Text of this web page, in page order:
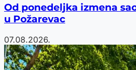
Od ponedeljka izmena
u Požarevac
07.08.2026.